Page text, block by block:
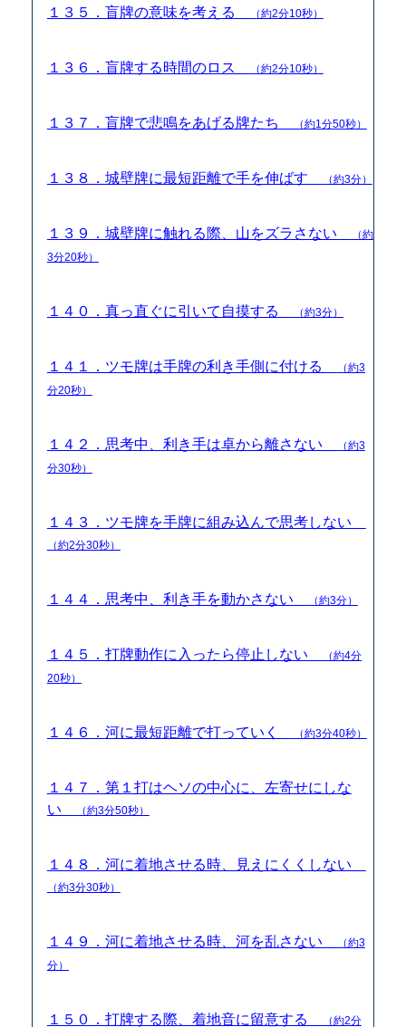
１３５．盲牌の意味を考える （約2分10秒）
１３６．盲牌する時間のロス （約2分10秒）
１３７．盲牌で悲鳴をあげる牌たち （約1分50秒）
１３８．城壁牌に最短距離で手を伸ばす （約3分）
１３９．城壁牌に触れる際、山をズラさない
（約
3分20秒）
１４０．真っ直ぐに引いて自摸する （約3分）
１４１．ツモ牌は手牌の利き手側に付ける
（約3
分20秒）
１４２．思考中、利き手は卓から離さない
（約3
分30秒）
１４３．ツモ牌を手牌に組み込んで思考しない
（約2分30秒）
１４４．思考中、利き手を動かさない （約3分）
１４５．打牌動作に入ったら停止しない
（約4分
20秒）
１４６．河に最短距離で打っていく （約3分40秒）
１４７．第１打はヘソの中心に、左寄せにしな
い
（約3分50秒）
１４８．河に着地させる時、見えにくくしない
（約3分30秒）
１４９．河に着地させる時、河を乱さない
（約3
分）
１５０．打牌する際、着地音に留意する
（約2分